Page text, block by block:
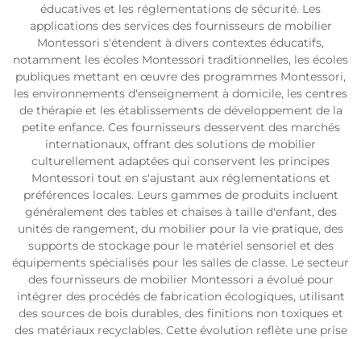
éducatives et les réglementations de sécurité. Les
applications des services des fournisseurs de mobilier
Montessori s'étendent à divers contextes éducatifs,
notamment les écoles Montessori traditionnelles, les écoles
publiques mettant en œuvre des programmes Montessori,
les environnements d'enseignement à domicile, les centres
de thérapie et les établissements de développement de la
petite enfance. Ces fournisseurs desservent des marchés
internationaux, offrant des solutions de mobilier
culturellement adaptées qui conservent les principes
Montessori tout en s'ajustant aux réglementations et
préférences locales. Leurs gammes de produits incluent
généralement des tables et chaises à taille d'enfant, des
unités de rangement, du mobilier pour la vie pratique, des
supports de stockage pour le matériel sensoriel et des
équipements spécialisés pour les salles de classe. Le secteur
des fournisseurs de mobilier Montessori a évolué pour
intégrer des procédés de fabrication écologiques, utilisant
des sources de bois durables, des finitions non toxiques et
des matériaux recyclables. Cette évolution reflète une prise